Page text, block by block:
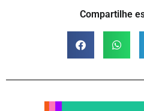
Compartilhe